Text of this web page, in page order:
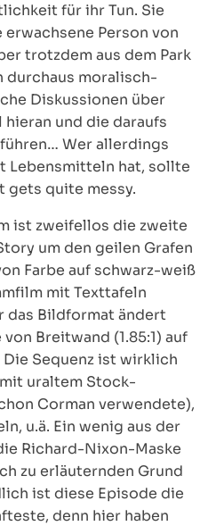
für ihr Tun. Sie
erwachsene Person von
trotzdem aus dem Park
durchaus moralisch-
Diskussionen über
und die daraufs
Wer allerdings
Lebensmitteln hat, sollte
gets quite messy.
ist zweifellos die zweite
um den geilen Grafen
Farbe auf schwarz-weiß
mit Texttafeln
das Bildformat ändert
Breitwand (1.85:1) auf
Die Sequenz ist wirklich
uraltem Stock-
Corman verwendete),
u.ä. Ein wenig aus der
Richard-Nixon-Maske
zu erläuternden Grund
ist diese Episode die
denn hier haben